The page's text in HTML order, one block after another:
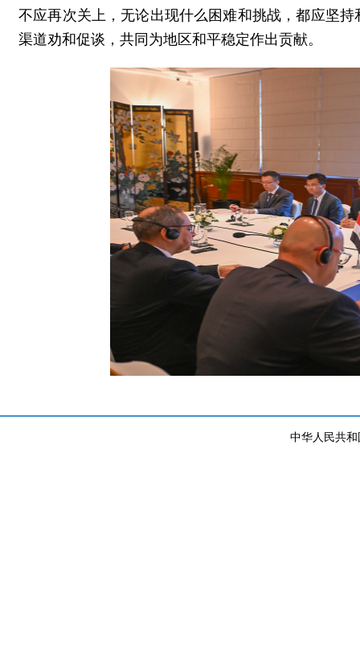
不应再次关上，无论出现什么困难和挑战，都应坚
渠道劝和促谈，共同为地区和平稳定作出贡献。
中华人民共